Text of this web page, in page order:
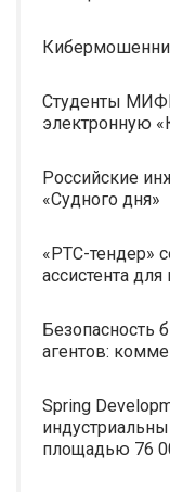
Студенты
электронную
Российские
«Судного дня»
«РТС-тендер»
ассистента
Безопасность
агентов:
Spring
площадью 76